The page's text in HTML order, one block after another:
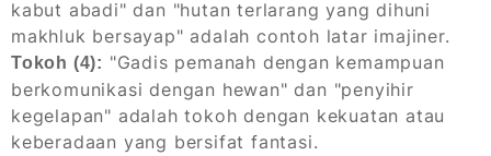
kabut abadi" dan "hutan terlarang yang dihuni
makhluk bersayap" adalah contoh latar imajiner.
Tokoh (4): "Gadis pemanah dengan kemampuan
berkomunikasi dengan hewan" dan "penyihir
kegelapan" adalah tokoh dengan kekuatan atau
keberadaan yang bersifat fantasi.